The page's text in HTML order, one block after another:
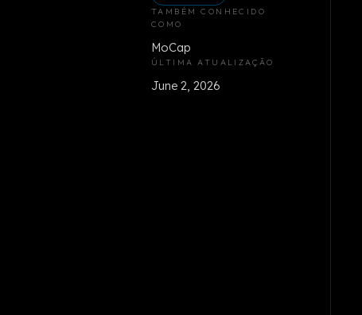
TAMBÉM CONHECIDO
COMO
MoCap
ÚLTIMA ATUALIZAÇÃO
June 2, 2026